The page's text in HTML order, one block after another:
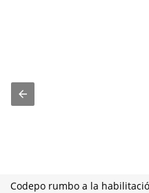
Codepo rumbo a la